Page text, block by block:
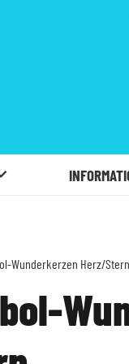
Wunderkerzen Herz/Stern